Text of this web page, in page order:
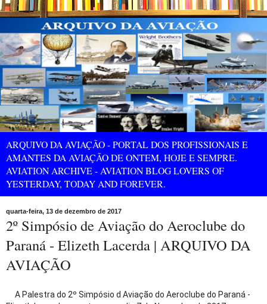
ARQUIVO DA AVIAÇÃO - PORTAL DOS PROFISSIONAIS E
AMANTES DA AVIAÇÃO DE ONTEM, HOJE E SEMPRE.
AVIATION ARCHIVE - AVIATION BLOG LOVERS OF
YESTERDAY, TODAY AND FOREVER.
quarta-feira, 13 de dezembro de 2017
2º Simpósio de Aviação do Aeroclube do
Paraná - Elizeth Lacerda | ARQUIVO DA
AVIAÇÃO
A Palestra do 2º Simpósio d Aviação do Aeroclube do Paraná -